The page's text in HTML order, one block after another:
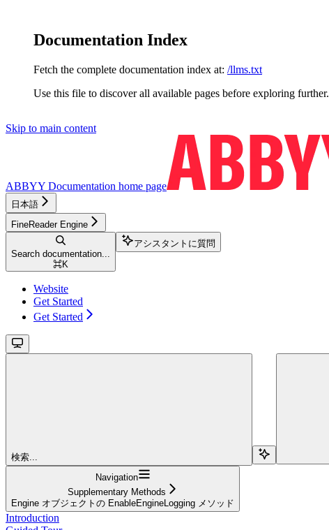
Documentation Index
Fetch the complete documentation index at: /llms.txt
Use this file to discover all available pages before exploring further.
Skip to main content
ABBYY Documentation home page
日本語
FineReader Engine
Search documentation...
⌘K
アシスタントに質問
Website
Get Started
Get Started
検索...
Navigation
Supplementary Methods
Engine オブジェクトの EnableEngineLogging メソッド
Introduction